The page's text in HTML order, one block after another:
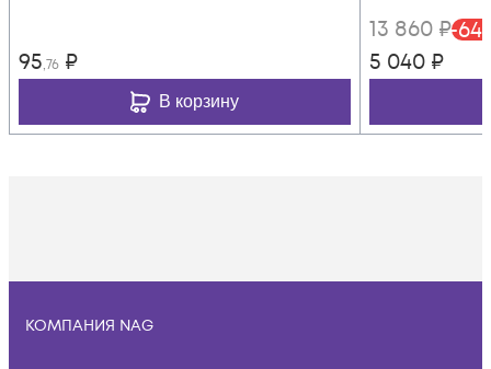
95,76 ₽
В корзину
13 860 ₽-64
5 040 ₽
КОМПАНИЯ NAG